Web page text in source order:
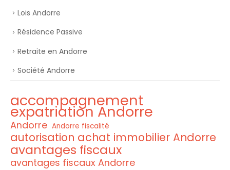
Lois Andorre
Résidence Passive
Retraite en Andorre
Société Andorre
accompagnement
expatriation Andorre
Andorre Andorre fiscalité
autorisation achat immobilier Andorre
avantages fiscaux
avantages fiscaux Andorre